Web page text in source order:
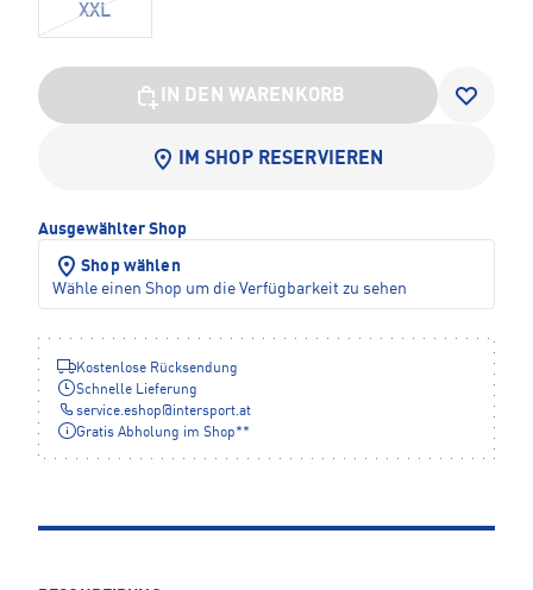
XXL
IN DEN WARENKORB
IM SHOP RESERVIEREN
Ausgewählter Shop
Shop wählen
Wähle einen Shop um die Verfügbarkeit zu sehen
Kostenlose Rücksendung
Schnelle Lieferung
service.eshop@intersport.at
Gratis Abholung im Shop**